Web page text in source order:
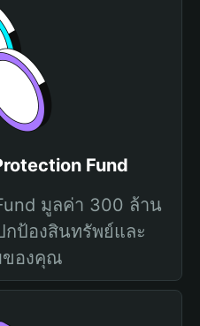
Fund
มูลค่า 300 ล้าน
กป้องสินทรัพย์และ
ของคุณ